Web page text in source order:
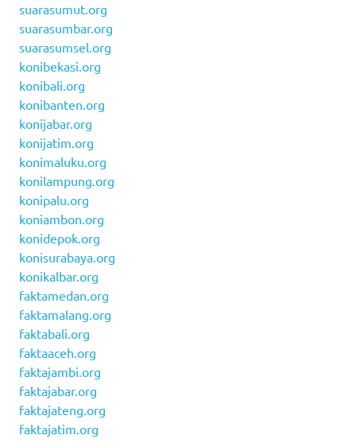
suarasumut.org
suarasumbar.org
suarasumsel.org
konibekasi.org
konibali.org
konibanten.org
konijabar.org
konijatim.org
konimaluku.org
konilampung.org
konipalu.org
koniambon.org
konidepok.org
konisurabaya.org
konikalbar.org
faktamedan.org
faktamalang.org
faktabali.org
faktaaceh.org
faktajambi.org
faktajabar.org
faktajateng.org
faktajatim.org